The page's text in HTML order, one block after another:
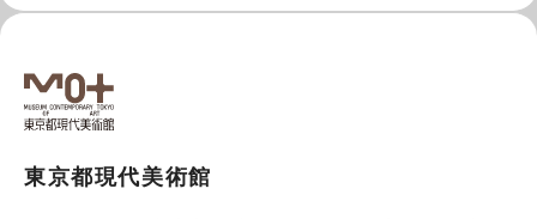
東京都現代美術館